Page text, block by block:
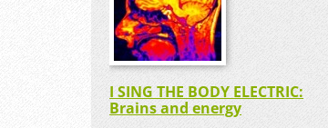
I SING THE BODY ELECTRIC:
Brains and energy